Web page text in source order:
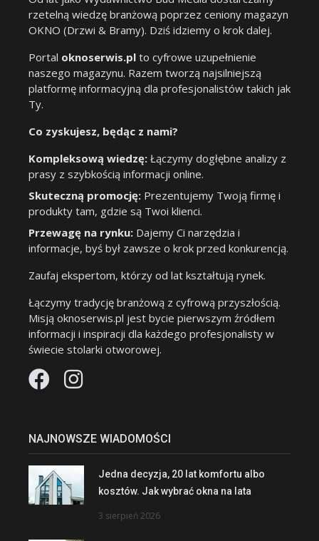
rzetelną wiedzę branżową poprzez ceniony magazyn
OKNO (Drzwi & Bramy). Dziś idziemy o krok dalej.
Portal oknoserwis.pl to cyfrowe uzupełnienie
naszego magazynu. Razem tworzą najsilniejszą
platformę informacyjną dla profesjonalistów takich jak
Ty.
Co zyskujesz, będąc z nami?
Kompleksową wiedzę: Łączymy dogłębne analizy z
prasy z szybkością informacji online.
Skuteczną promocję: Prezentujemy Twoją firmę i
produkty tam, gdzie są Twoi klienci.
Przewagę na rynku: Dajemy Ci narzędzia i
informacje, byś był zawsze o krok przed konkurencją.
Zaufaj ekspertom, którzy od lat kształtują rynek.
Łączymy tradycję branżową z cyfrową przyszłością.
Misją oknoserwis.pl jest bycie pierwszym źródłem
informacji i inspiracji dla każdego profesjonalisty w
świecie stolarki otworowej.
NAJNOWSZE WIADOMOŚCI
Jedna decyzja, 20 lat komfortu albo
kosztów. Jak wybrać okna na lata
3 sierpień 2026